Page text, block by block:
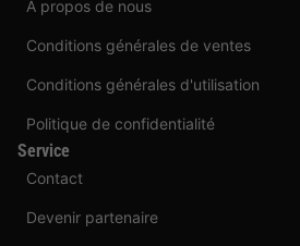
A propos de nous
Conditions générales de ventes
Conditions générales d'utilisation
Politique de confidentialité
Service
Contact
Devenir partenaire